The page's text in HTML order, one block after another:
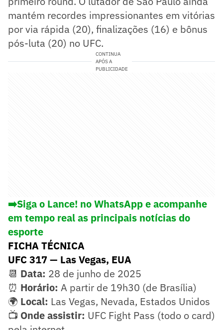
mantém recordes impressionantes em vitórias
por via rápida (20), finalizações (16) e bônus
pós-luta (20) no UFC.
CONTINUA
APÓS A
PUBLICIDADE
➡️Siga o Lance! no WhatsApp e acompanhe
em tempo real as principais notícias do
esporte
FICHA TÉCNICA
UFC 317 — Las Vegas, EUA
📆 Data: 28 de junho de 2025
⏰ Horário: A partir de 19h30 (de Brasília)
🌍 Local: Las Vegas, Nevada, Estados Unidos
📺 Onde assistir: UFC Fight Pass (todo o card)